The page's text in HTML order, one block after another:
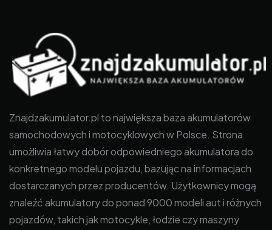
Znajdzakumulator.pl to największa baza akumulatorów
samochodowych i motocyklowych w Polsce. Strona
umożliwia łatwy dobór odpowiedniego akumulatora do
konkretnego modelu pojazdu, bazując na informacjach
dostarczanych przez producentów. Użytkownicy mogą
znaleźć akumulatory do ponad 9000 modeli aut i różnych
pojazdów, takich jak motocykle, łodzie czy maszyny